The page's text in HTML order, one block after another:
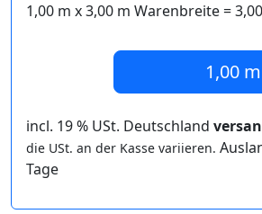
1,00 m x3,00 m Warenbreite =3,00
1,00 m
incl. 19 % USt. Deutschland
die USt. an der Kasse variieren.
Tage